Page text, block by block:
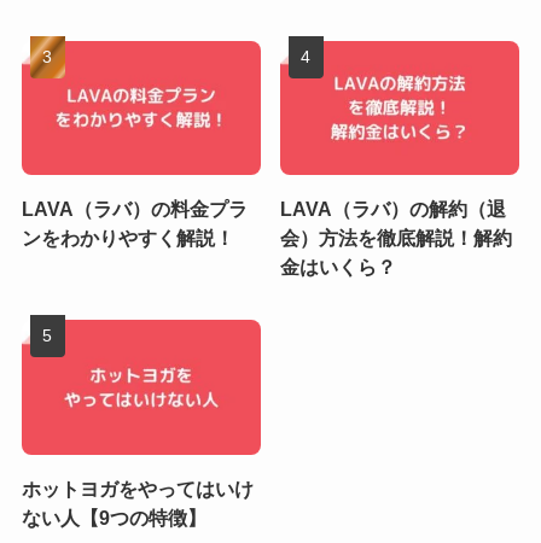
LAVA（ラバ）の料金プラ
ンをわかりやすく解説！
LAVA（ラバ）の解約（退
会）方法を徹底解説！解約
金はいくら？
ホットヨガをやってはいけ
ない人【9つの特徴】